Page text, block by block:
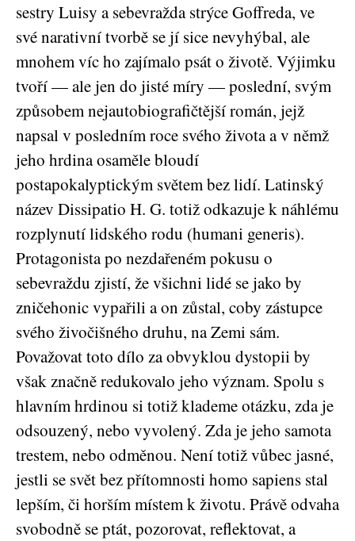
sestry Luisy a sebevražda strýce Goffreda, ve
své narativní tvorbě se jí sice nevyhýbal, ale
mnohem víc ho zajímalo psát o životě. Výjimku
tvoří — ale jen do jisté míry — poslední, svým
způsobem nejautobiografičtější román, jejž
napsal v posledním roce svého života a v němž
jeho hrdina osaměle bloudí
postapokalyptickým světem bez lidí. Latinský
název Dissipatio H. G. totiž odkazuje k náhlému
rozplynutí lidského rodu (humani generis).
Protagonista po nezdařeném pokusu o
sebevraždu zjistí, že všichni lidé se jako by
zničehonic vypařili a on zůstal, coby zástupce
svého živočišného druhu, na Zemi sám.
Považovat toto dílo za obvyklou dystopii by
však značně redukovalo jeho význam. Spolu s
hlavním hrdinou si totiž klademe otázku, zda je
odsouzený, nebo vyvolený. Zda je jeho samota
trestem, nebo odměnou. Není totiž vůbec jasné,
jestli se svět bez přítomnosti homo sapiens stal
lepším, či horším místem k životu. Právě odvaha
svobodně se ptát, pozorovat, reflektovat, a